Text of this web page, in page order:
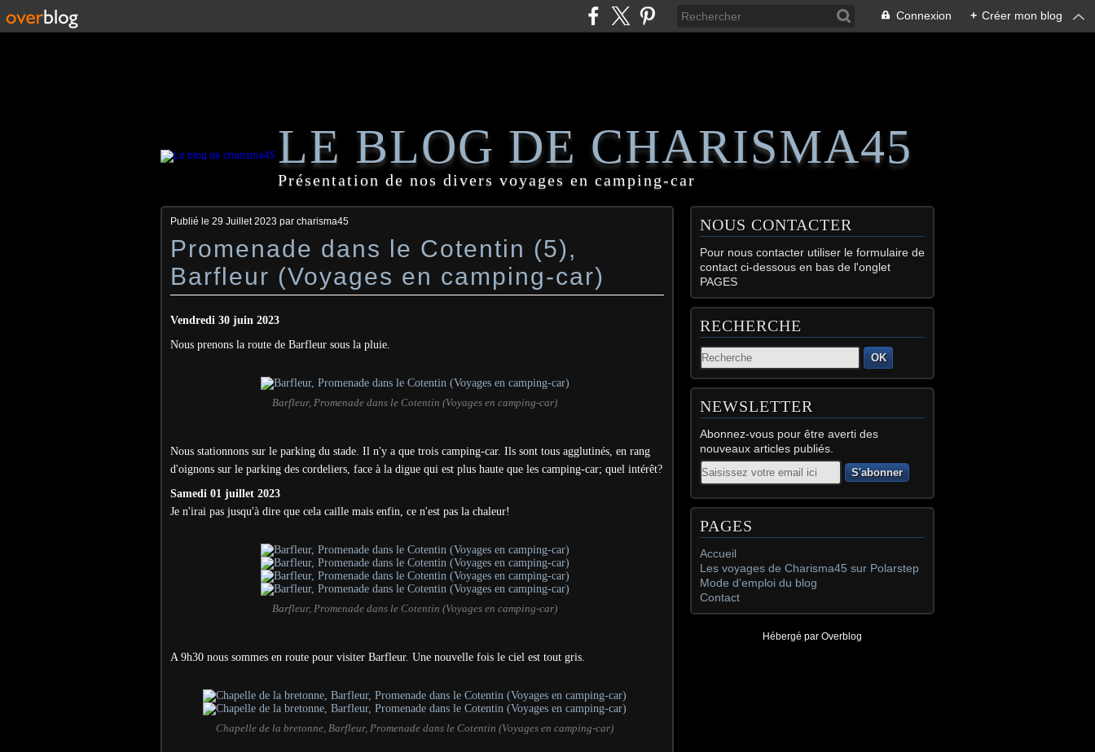
Connexion + Créer mon blog
LE BLOG DE CHARISMA45
Présentation de nos divers voyages en camping-car
Publié le 29 Juillet 2023 par charisma45
Promenade dans le Cotentin (5),
Barfleur (Voyages en camping-car)
Vendredi 30 juin 2023
Nous prenons la route de Barfleur sous la pluie.
Barfleur, Promenade dans le Cotentin (Voyages en camping-car)
Nous stationnons sur le parking du stade. Il n'y a que trois camping-car. Ils sont tous agglutinés, en rang
d'oignons sur le parking des cordeliers, face à la digue qui est plus haute que les camping-car; quel intérêt?
Samedi 01 juillet 2023
Je n'irai pas jusqu'à dire que cela caille mais enfin, ce n'est pas la chaleur!
Barfleur, Promenade dans le Cotentin (Voyages en camping-car)
A 9h30 nous sommes en route pour visiter Barfleur. Une nouvelle fois le ciel est tout gris.
Chapelle de la bretonne, Barfleur, Promenade dans le Cotentin (Voyages en camping-car)
NOUS CONTACTER
Pour nous contacter utiliser le formulaire de
contact ci-dessous en bas de l'onglet
PAGES
RECHERCHE
OK
NEWSLETTER
Abonnez-vous pour être averti des
nouveaux articles publiés.
Email
PAGES
Accueil
Les voyages de Charisma45 sur Polarstep
Mode d'emploi du blog
Contact
Hébergé par Overblog